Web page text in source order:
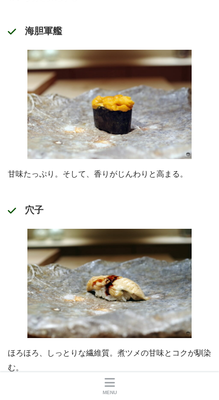
海胆軍艦
甘味たっぷり。そして、香りがじんわりと高まる。
穴子
ほろほろ、しっとりな繊維質。煮ツメの甘味とコクが馴染
む。
MENU